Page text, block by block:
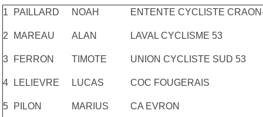
1 PAILLARD NOAH ENTENTE CYCLISTE
2 MAREAU ALAN LAVAL CYCLISME 53
3 FERRON TIMOTE UNION CYCLISTE SUD 53
4 LELIEVRE LUCAS COC FOUGERAIS
5 PILON MARIUS CA EVRON